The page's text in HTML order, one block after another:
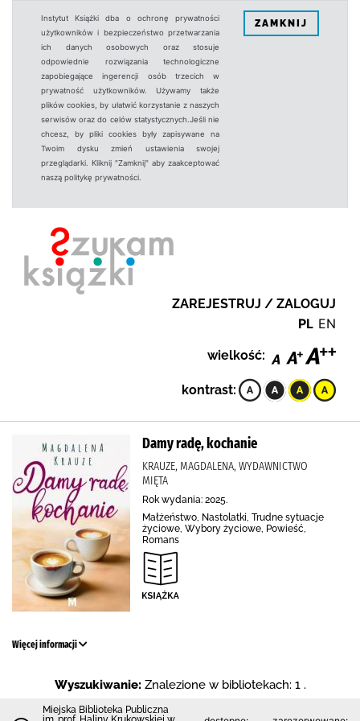
Instytut Książki dba o ochronę prywatności
użytkowników i bezpieczeństwo przetwarzania
ich danych osobowych oraz stosuje
odpowiednie rozwiązania technologiczne
zapobiegające ingerencji osób trzecich w
prywatność użytkowników. Używamy także
plików cookies, by ułatwić korzystanie z naszych
serwisów oraz do celów statystycznych.Jeśli nie
chcesz, by pliki cookies były zapisywane na
Twoim dysku zmień ustawienia swojej
przeglądarki. Kliknij "Zamknij" aby zaakceptować
naszą politykę prywatności.
ZAMKNIJ
ZAREJESTRUJ / ZALOGUJ
PL EN
wielkość:
kontrast:
Damy radę, kochanie
KRAUZE, MAGDALENA, WYDAWNICTWO
MIĘTA
Rok wydania: 2025.
Małżeństwo, Nastolatki, Trudne sytuacje
życiowe, Wybory życiowe, Powieść,
Romans
Więcej informacji
Wyszukiwanie: Znalezione w bibliotekach: 1 .
Miejska Biblioteka Publiczna